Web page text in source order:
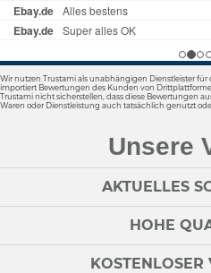
Wir nutzen Trustami als unabhängigen Dienstleister
importiert Bewertungen des Kunden von
Trustami nicht sicherstellen, dass diese Bewertungen
Waren oder Dienstleistung auch tatsächlich genutzt
Unsere
AKTUELLES
HOHE
KOSTENLOSER